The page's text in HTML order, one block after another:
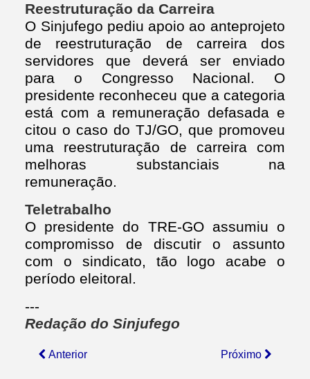
Reestruturação da Carreira
O Sinjufego pediu apoio ao anteprojeto
de reestruturação de carreira dos
servidores que deverá ser enviado
para o Congresso Nacional. O
presidente reconheceu que a categoria
está com a remuneração defasada e
citou o caso do TJ/GO, que promoveu
uma reestruturação de carreira com
melhoras substanciais na
remuneração.
Teletrabalho
O presidente do TRE-GO assumiu o
compromisso de discutir o assunto
com o sindicato, tão logo acabe o
período eleitoral.
---
Redação do Sinjufego
Anterior Próximo